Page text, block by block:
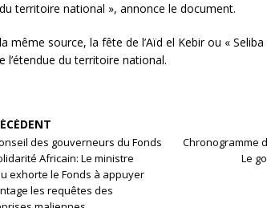
territoire national », annonce le document.
même source, la fête de l’Aïd el Kebir ou «
l’étendue du territoire national.
des gouverneurs du Fonds
Africain: Le ministre
exhorte le Fonds à appuyer
les requêtes des
Chronogramme
Le